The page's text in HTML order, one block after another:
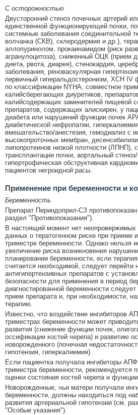
С осторожностью
Двусторонний стеноз почечных артерий
единственной функционирующей почки,
системные заболевания соединительной
волчанка (СКВ), склеродермия и др.),
аллопуринолом, прокаинамидом (риск
агранулоцитоза), сниженный ОЦК (прием
диета, рвота, диарея), стенокардия,
заболевания, реноваскулярная
первичный гиперальдостеронизм, ХСН IV
по классификации NYHА, совместное
калийсберегающих диуретиков,
калийсодержащих заменителей пищевой
препаратов, содержащих алискирен, у
диабета или нарушений функции почек
диабетической нефропатии,
вмешательство/анестезия, гемодиализ с
высокопроточных мембран,
липопротеинов низкой плотности (ЛПНП),
трансплантации почки, аортальный
гипертрофическая обструктивная
пациентов негроидной расы.
Применение при беременности и
Беременность
Препарат Периндоприл-СЗ
раздел "Противопоказания").
В настоящий момент нет неопровержимых
данных о тератогенном риске при приеме
триместре беременности. Однако нельзя
увеличение риска возникновения
планировании беременности, если
считается необходимой, следует перейти
антигипертензивных препаратов с
безопасности для применения в период
диагностированной беременности
прием препарата и, при необходимости,
терапию.
Известно, что воздействие ингибиторов
триместрах беременности может
развития (снижение функции почек,
оссификации костей черепа) и развитию
новорожденного (почечная
гипотензия, гиперкалиемия).
Если пациентка получала ингибиторы
триместра беременности, рекомендуется
оценки состояния костей черепа и
Новорожденные, чьи матери получали
беременности, должны находиться под
развития артериальной гипотензии (см.
"Особые указания").